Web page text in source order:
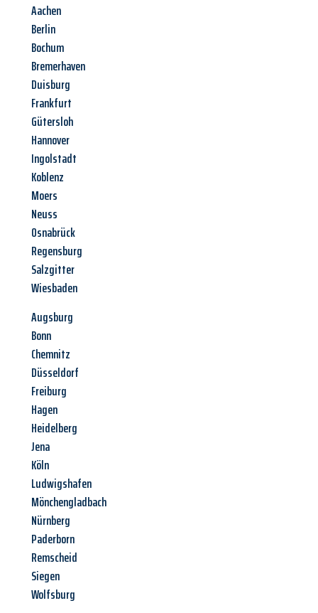
Aachen
Berlin
Bochum
Bremerhaven
Duisburg
Frankfurt
Gütersloh
Hannover
Ingolstadt
Koblenz
Moers
Neuss
Osnabrück
Regensburg
Salzgitter
Wiesbaden
Augsburg
Bonn
Chemnitz
Düsseldorf
Freiburg
Hagen
Heidelberg
Jena
Köln
Ludwigshafen
Mönchengladbach
Nürnberg
Paderborn
Remscheid
Siegen
Wolfsburg